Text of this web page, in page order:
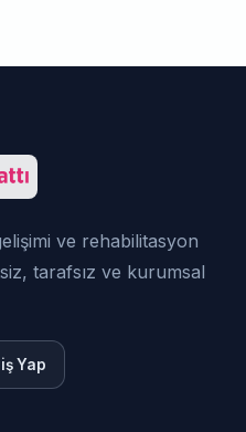
ve rehabilitasyon
tarafsız ve kurumsal
Yap